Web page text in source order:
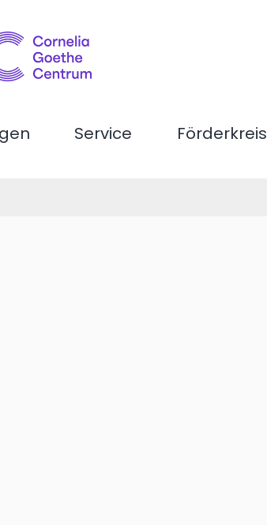
Service Förderkreis